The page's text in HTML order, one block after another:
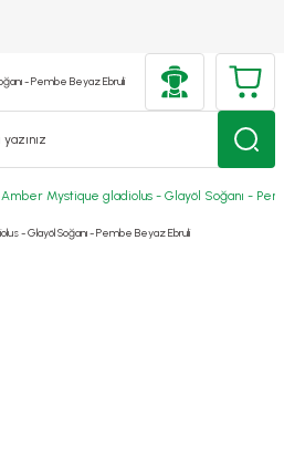
Amber Mystique gladiolus - Glayöl Soğanı -